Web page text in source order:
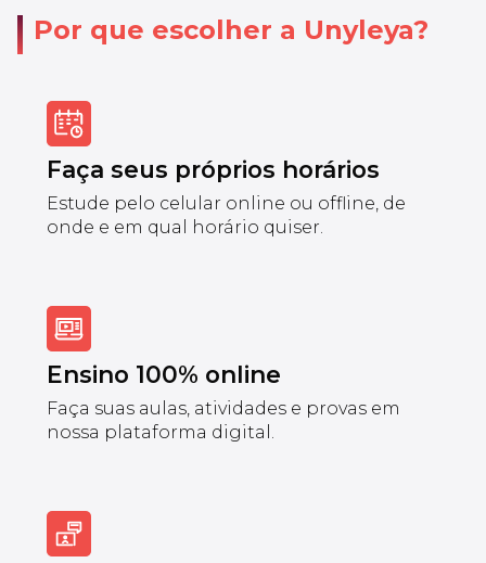
Por que escolher a Unyleya?
Faça seus próprios horários
Estude pelo celular online ou offline, de
onde e em qual horário quiser.
Ensino 100% online
Faça suas aulas, atividades e provas em
nossa plataforma digital.